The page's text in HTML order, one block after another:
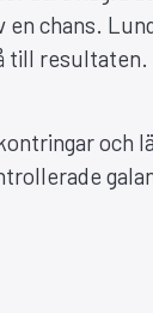
en chans.
till
och